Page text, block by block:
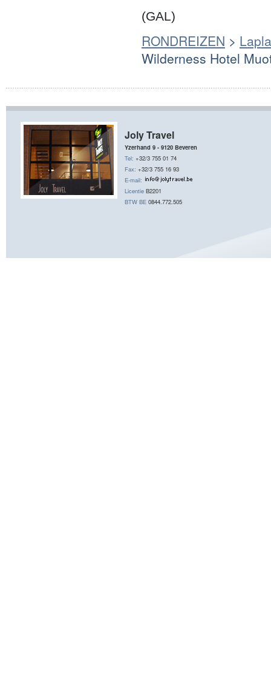
(GAL)
RONDREIZEN >
Wilderness Hotel
Joly Travel
Yzerhand 9 - 9120 Beveren
Tel: +32/3 755 01 74
Fax: +32/3 755 16 93
E-mail:
Licentie B2201
BTW BE 0844.772.505